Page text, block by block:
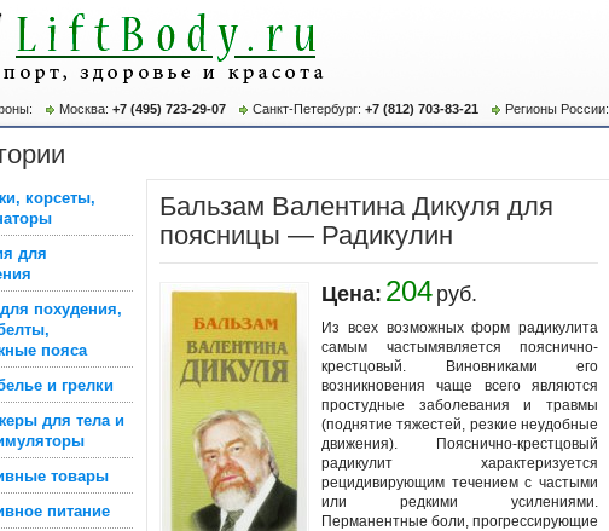
Москва: +7 (495) 723-29-07 Санкт-Петербург: +7 (812) 703-83-21 Регионы России:
корсеты,
для
похудения,
пояса
и грелки
для тела и
товары
питание
Бальзам Валентина Дикуля для
поясницы — Радикулин
Цена: 204 руб.
Из всех возможных форм радикулита
самым частымявляется пояснично-
крестцовый. Виновниками его
возникновения чаще всего являются
простудные заболевания и травмы
(поднятие тяжестей, резкие неудобные
движения). Пояснично-крестцовый
радикулит характеризуется
рецидивирующим течением с частыми
или редкими усилениями.
Перманентные боли, прогрессирующие